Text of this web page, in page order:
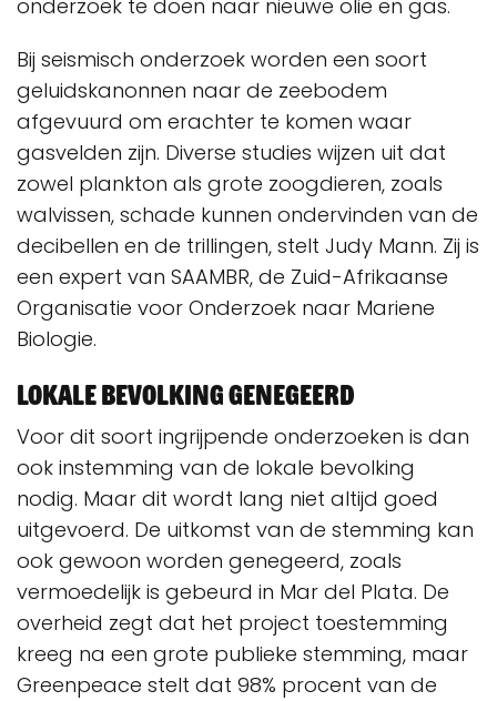
onderzoek te doen naar nieuwe olie en gas.
Bij seismisch onderzoek worden een soort
geluidskanonnen naar de zeebodem
afgevuurd om erachter te komen waar
gasvelden zijn. Diverse studies wijzen uit dat
zowel plankton als grote zoogdieren, zoals
walvissen, schade kunnen ondervinden van de
decibellen en de trillingen, stelt Judy Mann. Zij is
een expert van SAAMBR, de Zuid-Afrikaanse
Organisatie voor Onderzoek naar Mariene
Biologie.
Lokale bevolking genegeerd
Voor dit soort ingrijpende onderzoeken is dan
ook instemming van de lokale bevolking
nodig. Maar dit wordt lang niet altijd goed
uitgevoerd. De uitkomst van de stemming kan
ook gewoon worden genegeerd, zoals
vermoedelijk is gebeurd in Mar del Plata. De
overheid zegt dat het project toestemming
kreeg na een grote publieke stemming, maar
Greenpeace stelt dat 98% procent van de